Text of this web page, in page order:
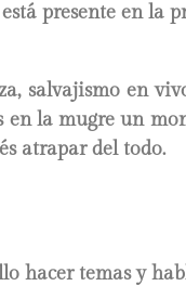
presente en la
salvajismo en
en la mugre un
atrapar del todo.
hacer temas y